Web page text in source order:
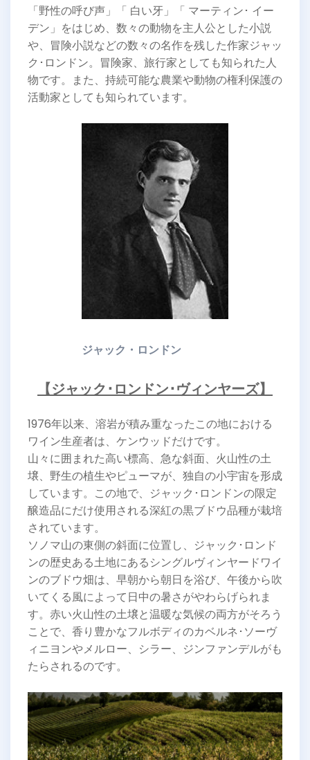
「野性の呼び声」「 白い牙」「 マーティン･ イー
デン」をはじめ、数々の動物を主人公とした小説
や、冒険小説などの数々の名作を残した作家ジャッ
ク･ロンドン。冒険家、旅行家としても知られた人
物です。また、持続可能な農業や動物の権利保護の
活動家としても知られています。
ジャック・ロンドン
【ジャック･ロンドン･ヴィンヤーズ】
1976年以来、溶岩が積み重なったこの地における
ワイン生産者は、ケンウッドだけです。
山々に囲まれた高い標高、急な斜面、火山性の土
壌、野生の植生やピューマが、独自の小宇宙を形成
しています。この地で、ジャック･ロンドンの限定
醸造品にだけ使用される深紅の黒ブドウ品種が栽培
されています。
ソノマ山の東側の斜面に位置し、ジャック･ロンド
ンの歴史ある土地にあるシングルヴィンヤードワイ
ンのブドウ畑は、早朝から朝日を浴び、午後から吹
いてくる風によって日中の暑さがやわらげられま
す。赤い火山性の土壌と温暖な気候の両方がそろう
ことで、香り豊かなフルボディのカベルネ･ソーヴ
ィニヨンやメルロー、シラー、ジンファンデルがも
たらされるのです。